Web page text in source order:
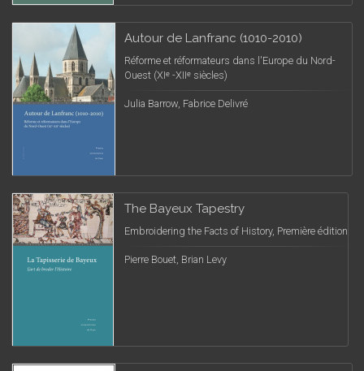
Autour de Lanfranc (1010-2010)
Réforme et réformateurs dans l'Europe du Nord-
Ouest (XIᵉ -XIIᵉ siècles)
Julia Barrow, Fabrice Delivré
The Bayeux Tapestry
Embroidering the Facts of History, Première édition
Pierre Bouet, Brian Levy